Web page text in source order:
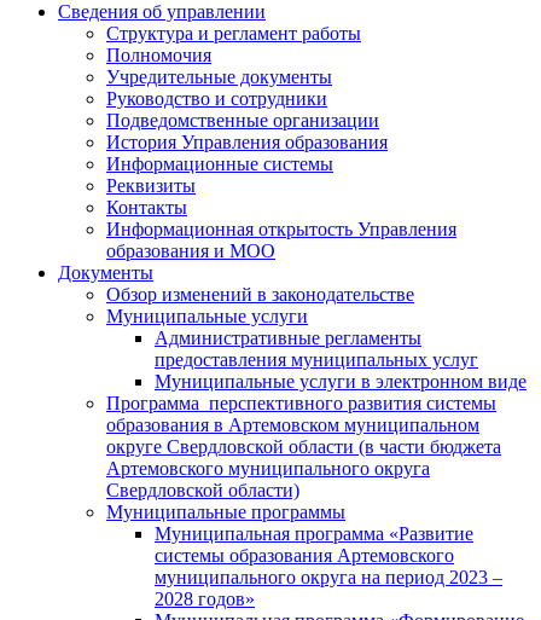
Сведения об управлении
Структура и регламент работы
Полномочия
Учредительные документы
Руководство и сотрудники
Подведомственные организации
История Управления образования
Информационные системы
Реквизиты
Контакты
Информационная открытость Управления
образования и МОО
Документы
Обзор изменений в законодательстве
Муниципальные услуги
Административные регламенты
предоставления муниципальных услуг
Муниципальные услуги в электронном виде
Программа перспективного развития системы
образования в Артемовском муниципальном
округе Свердловской области (в части бюджета
Артемовского муниципального округа
Свердловской области)
Муниципальные программы
Муниципальная программа «Развитие
системы образования Артемовского
муниципального округа на период 2023 –
2028 годов»